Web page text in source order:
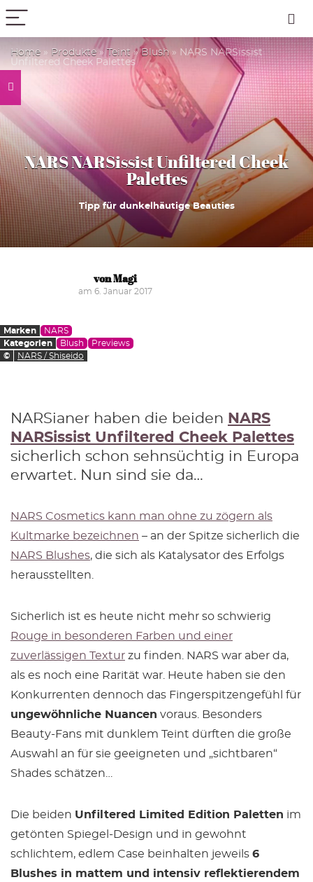
Home » Produkte »Teint »Blush» NARS NARSissist
Unfiltered Cheek Palettes
NARS NARSissist Unfiltered Cheek
Palettes
Tipp für dunkelhäutige Beauties
von Magi
am 6. Januar 2017
Marken
NARS
Kategorien
Blush
Previews
©
NARS / Shiseido
NARSianer haben die beiden NARS
NARSissist Unfiltered Cheek Palettes
sicherlich schon sehnsüchtig in Europa
erwartet. Nun sind sie da…
NARS Cosmetics kann man ohne zu zögern als
Kultmarke bezeichnen – an der Spitze sicherlich die
NARS Blushes, die sich als Katalysator des Erfolgs
herausstellten.
Sicherlich ist es heute nicht mehr so schwierig
Rouge in besonderen Farben und einer
zuverlässigen Textur zu finden. NARS war aber da,
als es noch eine Rarität war. Heute haben sie den
Konkurrenten dennoch das Fingerspitzengefühl für
ungewöhnliche Nuancen voraus. Besonders
Beauty-Fans mit dunklem Teint dürften die große
Auswahl an für sie geeigneten und „sichtbaren“
Shades schätzen…
Die beiden Unfiltered Limited Edition Paletten im
getönten Spiegel-Design und in gewohnt
schlichtem, edlem Case beinhalten jeweils 6
Blushes in mattem und intensiv reflektierendem